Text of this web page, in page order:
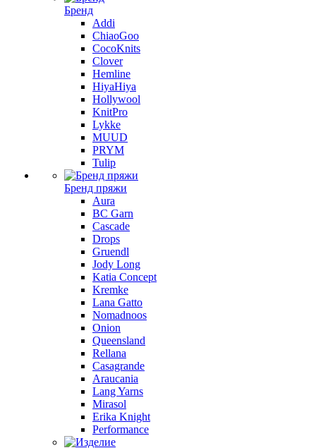
Бренд
Addi
ChiaoGoo
CocoKnits
Clover
Hemline
HiyaHiya
Hollywool
KnitPro
Lykke
MUUD
PRYM
Tulip
Бренд пряжи
Aura
BC Garn
Cascade
Drops
Gruendl
Jody Long
Katia Concept
Kremke
Lana Gatto
Nomadnoos
Onion
Queensland
Rellana
Casagrande
Araucania
Lang Yarns
Mirasol
Erika Knight
Performance